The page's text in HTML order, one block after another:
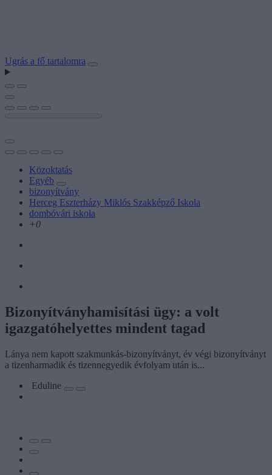
Ugrás a fő tartalomra
Közoktatás
Egyéb
bizonyítvány
Herceg Eszterházy Miklós Szakképző Iskola
dombóvári iskola
+0
Bizonyítványhamisítási ügy: a volt
igazgatóhelyettes mindent tagad
Lánya nem kapott szakmunkás-bizonyítványt, év végi bizonyítványt
a tizenharmadik és tizennegyedik évfolyam után is...
Eduline